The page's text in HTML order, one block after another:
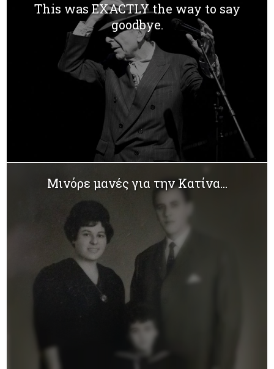
This was EXACTLY the way to say
goodbye.
Μινόρε μανές για την Κατίνα...